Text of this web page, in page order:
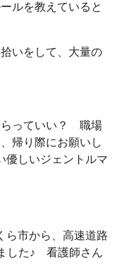
ルを教えていると
いをして、大量の
らっていい？ 職場
帰り際にお願いし
しいジェントルマ
市から、高速道路
した♪ 看護師さん